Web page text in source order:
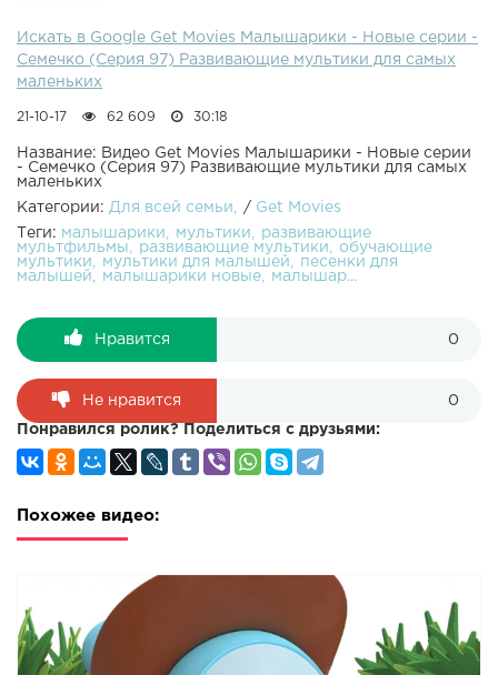
зубы, ложиться вовремя спать? Проще всего это сделать
с веселым мультиков "Малышарики"Сборник мультиков
для самых маленьких. Учим цифры и учимся считать с
от 0 до 4 лет. Играем, учимся и поём весёлые песенки с
Малышариками!
Искать в Google Get Movies Малышарики - Новые серии -
Семечко (Серия 97) Развивающие мультики для самых
маленьких
21-10-17 62 609 30:18
Название: Видео Get Movies Малышарики - Новые серии
- Семечко (Серия 97) Развивающие мультики для самых
маленьких
Категории: Для всей семьи / Get Movies
Теги: малышарики мультики
развивающие
мультфильмы
развивающие мультики
обучающие
мультики
мультики для малышей
песенки для
малышей
малышарики новые малышар...
Нравится 0
Не нравится 0
Понравился ролик? Поделиться с друзьями:
Похожее видео: